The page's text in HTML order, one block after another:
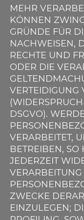
MEHR
KÖNNEN
GRÜNDE FÜR
NACHWEISEN,
RECHTE UND
ODER DIE
VERTEIDIGUNG
(WIDERSPRUCH
DSGVO).
VERARBEITET,
BETREIBEN, SO
JEDERZEIT
ZWECKE
EINZULEGEN;